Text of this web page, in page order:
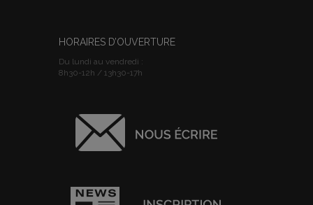
HORAIRES D’OUVERTURE
Du lundi au vendredi :
8h30-12h / 13h30-17h